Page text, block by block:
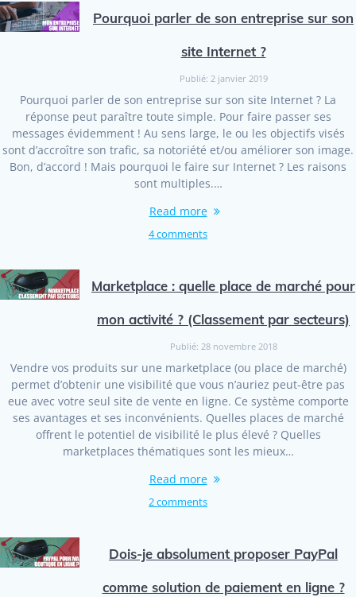
Pourquoi parler de son entreprise sur son
site Internet ?
Publié: 2 janvier 2019
Pourquoi parler de son entreprise sur son site Internet ? La
réponse peut paraître toute simple. Pour faire passer ses
messages évidemment ! Au sens large, le ou les objectifs visés
sont d’accroître son trafic, sa notoriété et/ou améliorer son image.
Bon, d’accord ! Mais pourquoi le faire sur Internet ? Les raisons
sont multiples.…
Read more
4 comments
Marketplace : quelle place de marché pour
mon activité ? (Classement par secteurs)
Publié: 28 novembre 2018
Vendre vos produits sur une marketplace (ou place de marché)
permet d’obtenir une visibilité que vous n’auriez peut-être pas
eue avec votre seul site de vente en ligne. Ce système comporte
ses avantages et ses inconvénients. Quelles places de marché
offrent le potentiel de visibilité le plus élevé ? Quelles
marketplaces thématiques sont les mieux…
Read more
2 comments
Dois-je absolument proposer PayPal
comme solution de paiement en ligne ?